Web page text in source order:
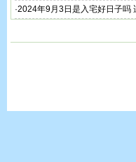
·2024年9月3日是入宅好日子吗